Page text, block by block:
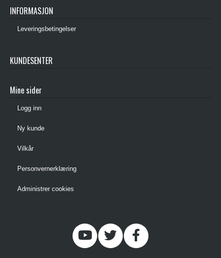
INFORMASJON
Leveringsbetingelser
KUNDESENTER
Mine sider
Logg inn
Ny kunde
Vilkår
Personvernerklæring
Administrer cookies